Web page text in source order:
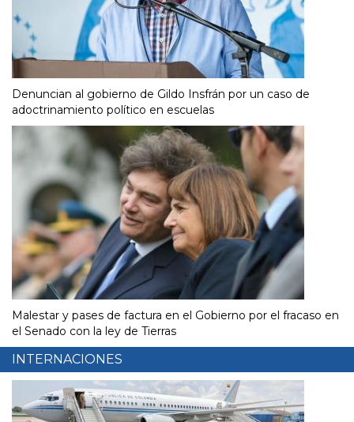
Denuncian al gobierno de Gildo Insfrán por un caso de
adoctrinamiento político en escuelas
Malestar y pases de factura en el Gobierno por el fracaso en
el Senado con la ley de Tierras
INTERNACIONES